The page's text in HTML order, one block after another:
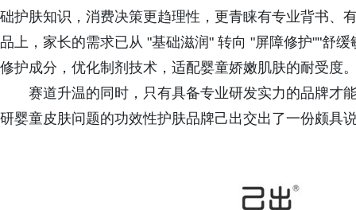
础护肤知识，消费决策更趋理性，更青睐有专业背书、
品上，家长的需求已从 "基础滋润" 转向 "屏障修护""舒
修护成分，优化制剂技术，适配婴童娇嫩肌肤的耐受度
赛道升温的同时，只有具备专业研发实力的品牌才
研婴童皮肤问题的功效性护肤品牌己出交出了一份颇具